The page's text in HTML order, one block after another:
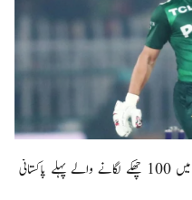
صاحبزادہ فرحان ایک سال میں ٹی ٹوئنٹی کرکٹ میں 100 چھکے لگانے والے پہلے پاکستانی